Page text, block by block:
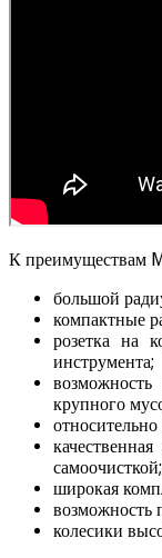
К преимуществам
большой
компактные
розетка на
инструмента;
крупного
самоочисткой;
широкая
возможность
колесики